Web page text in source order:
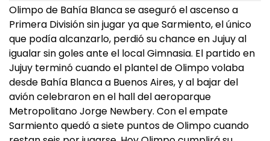
Olimpo de Bahía Blanca se aseguró el ascenso a
Primera División sin jugar ya que Sarmiento, el único
que podía alcanzarlo, perdió su chance en Jujuy al
igualar sin goles ante el local Gimnasia. El partido en
Jujuy terminó cuando el plantel de Olimpo volaba
desde Bahía Blanca a Buenos Aires, y al bajar del
avión celebraron en el hall del aeroparque
Metropolitano Jorge Newbery. Con el empate
Sarmiento quedó a siete puntos de Olimpo cuando